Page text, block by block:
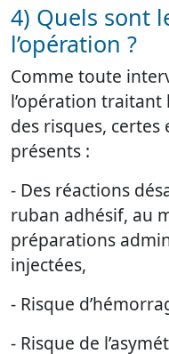
4) Quels sont
l’opération ?
Comme toute
l’opération
des risques,
présents :
- Des réactions
ruban adhésif, au
préparations
injectées,
- Risque
- Risque de